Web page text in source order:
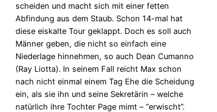
scheiden und macht sich mit einer fetten
Abfindung aus dem Staub. Schon 14-mal hat
diese eiskalte Tour geklappt. Doch es soll auch
Männer geben, die nicht so einfach eine
Niederlage hinnehmen, so auch Dean Cumanno
(Ray Liotta). In seinem Fall reicht Max schon
nach nicht einmal einem Tag Ehe die Scheidung
ein, als sie ihn und seine Sekretärin – welche
natürlich ihre Tochter Page mimt – “erwischt”.